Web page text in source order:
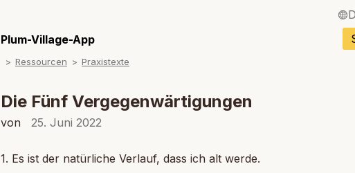
Plum-Village-App
Ressourcen Praxistexte
Die Fünf Vergegenwärtigungen
von 25. Juni 2022
1. Es ist der natürliche Verlauf, dass ich alt werde.